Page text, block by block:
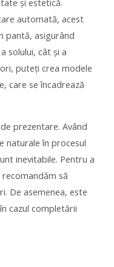
și estetică.
automată, acest
pantă, asigurând
solului, cât și a
puteți crea modele
care se încadrează
prezentare. Având
naturale în procesul
inevitabile. Pentru a
să
De asemenea, este
cazul completării